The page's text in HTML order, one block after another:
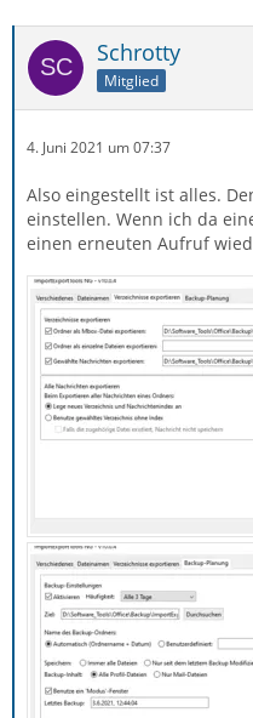
Schrotty
Mitglied
4. Juni 2021 um 07:37
Also eingestellt ist alles.
einstellen. Wenn ich da
einen erneuten Aufruf